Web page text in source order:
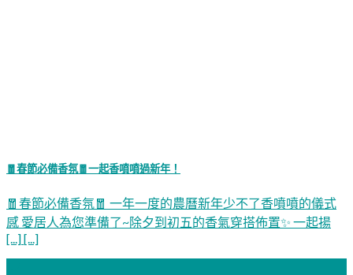
🧧春節必備香氛🧧一起香噴噴過新年！
🧧春節必備香氛🧧 一年一度的農曆新年少不了香噴噴的儀式
感 愛居人為您準備了~除夕到初五的香氣穿搭佈置✨ 一起揚
[...] [...]